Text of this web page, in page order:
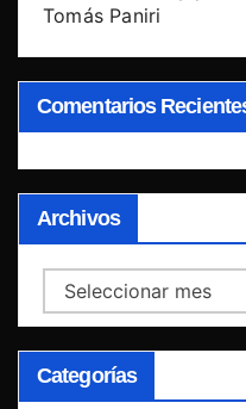
Tomás Paniri
Comentarios
Archivos
Archivos
Categorías